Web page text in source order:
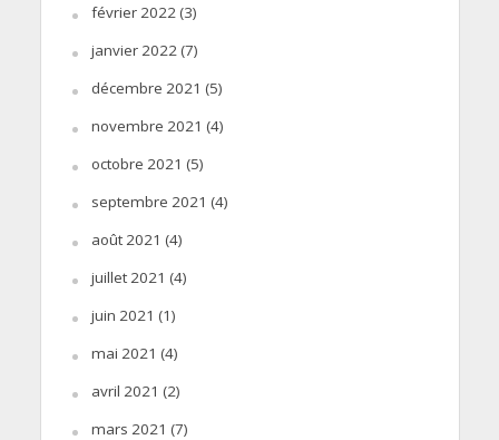
février 2022(3)
janvier 2022(7)
décembre 2021 (5)
novembre 2021 (4)
octobre 2021 (5)
septembre 2021 (4)
août 2021 (4)
juillet 2021 (4)
juin 2021 (1)
mai 2021 (4)
avril 2021 (2)
mars 2021 (7)